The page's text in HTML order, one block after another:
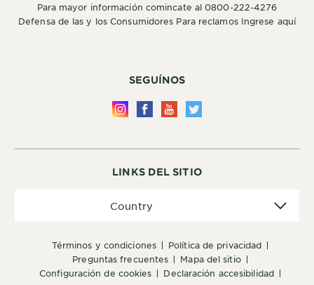
LINKS DEL SITIO
términos y condiciones
política de privacidad
preguntas frecuentes
mapa del sitio
configuración de cookies
declaración accesibilidad
Country
SEGUÍNOS
Para mayor información comincate al 0800-222-4276
Defensa de las y los Consumidores Para reclamos Ingrese aquí